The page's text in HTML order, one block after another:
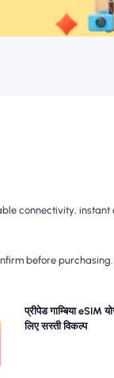
connectivity,
before purchasing.
प्रीपेड गाम्बिया eSIM
लिए सस्ती विकल्प
4 जी/5 जी कनेक्टिविटी के लिए
चुनें। पोस्ट-ट्रैवल बिलिंग
उपयोग और लागतों पर पूर्ण